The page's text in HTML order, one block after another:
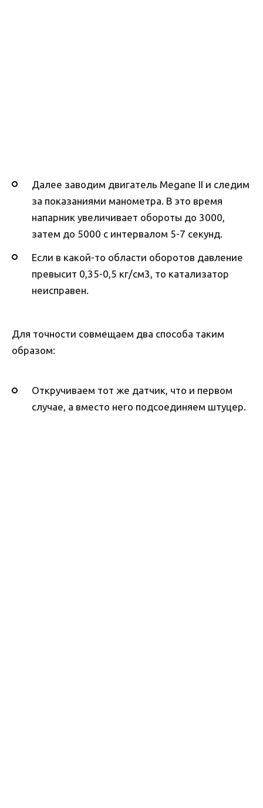
Далее заводим двигатель Megane II и следим
за показаниями манометра. В это время
напарник увеличивает обороты до 3000,
затем до 5000 с интервалом 5-7 секунд.
Если в какой-то области оборотов давление
превысит 0,35-0,5 кг/см3, то катализатор
неисправен.
Для точности совмещаем два способа таким
образом:
Откручиваем тот же датчик, что и первом
случае, а вместо него подсоединяем штуцер.